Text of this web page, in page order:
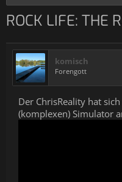
ROCK LIFE: THE
komisch
Forengott
Der ChrisReality hat
(komplexen) Simulator